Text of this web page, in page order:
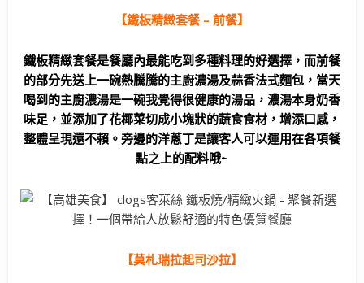
【鐵板精緻套餐 – 前餐】
鐵板精緻套餐是餐廳內最能吃到多種料理的好選擇，而前餐
的部分先送上一碗熱騰騰的主廚濃湯及蒜香法式麵包，當天
喝到的主廚濃湯是一碗我覺得很健康的湯品，濃湯本身奶香
味足，並添加了花椰菜切成小塊狀的蔬食食材，增添口感，
整體呈現還不賴。旁邊的洋蔥丁是讓客人可以運用在各項餐
點之上的配料哦~
【莫札瑞拉起司沙拉】